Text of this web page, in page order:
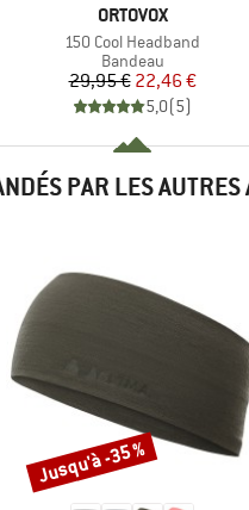
MARQUE
ORTOVOX
Article
150 Cool Headband
Product group
Bandeau
Prix
29,95 €Prix réduit
22,46 €
5,0(5)
PAR LES
Remise
Jusqu'à -35 %